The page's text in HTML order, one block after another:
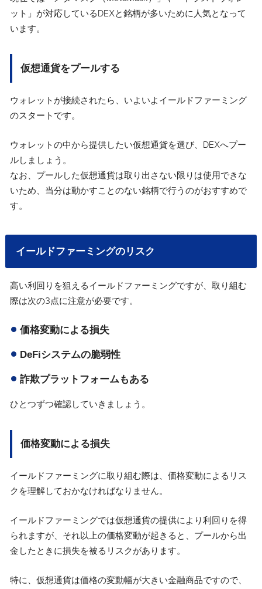
ット」が対応しているDEXと銘柄が多いために人気となって
います。
仮想通貨をプールする
ウォレットが接続されたら、いよいよイールドファーミング
のスタートです。
ウォレットの中から提供したい仮想通貨を選び、DEXへプー
ルしましょう。
なお、プールした仮想通貨は取り出さない限りは使用できな
いため、当分は動かすことのない銘柄で行うのがおすすめで
す。
イールドファーミングのリスク
高い利回りを狙えるイールドファーミングですが、取り組む
際は次の3点に注意が必要です。
価格変動による損失
DeFiシステムの脆弱性
詐欺プラットフォームもある
ひとつずつ確認していきましょう。
価格変動による損失
イールドファーミングに取り組む際は、価格変動によるリス
クを理解しておかなければなりません。
イールドファーミングでは仮想通貨の提供により利回りを得
られますが、それ以上の価格変動が起きると、プールから出
金したときに損失を被るリスクがあります。
特に、仮想通貨は価格の変動幅が大きい金融商品ですので、